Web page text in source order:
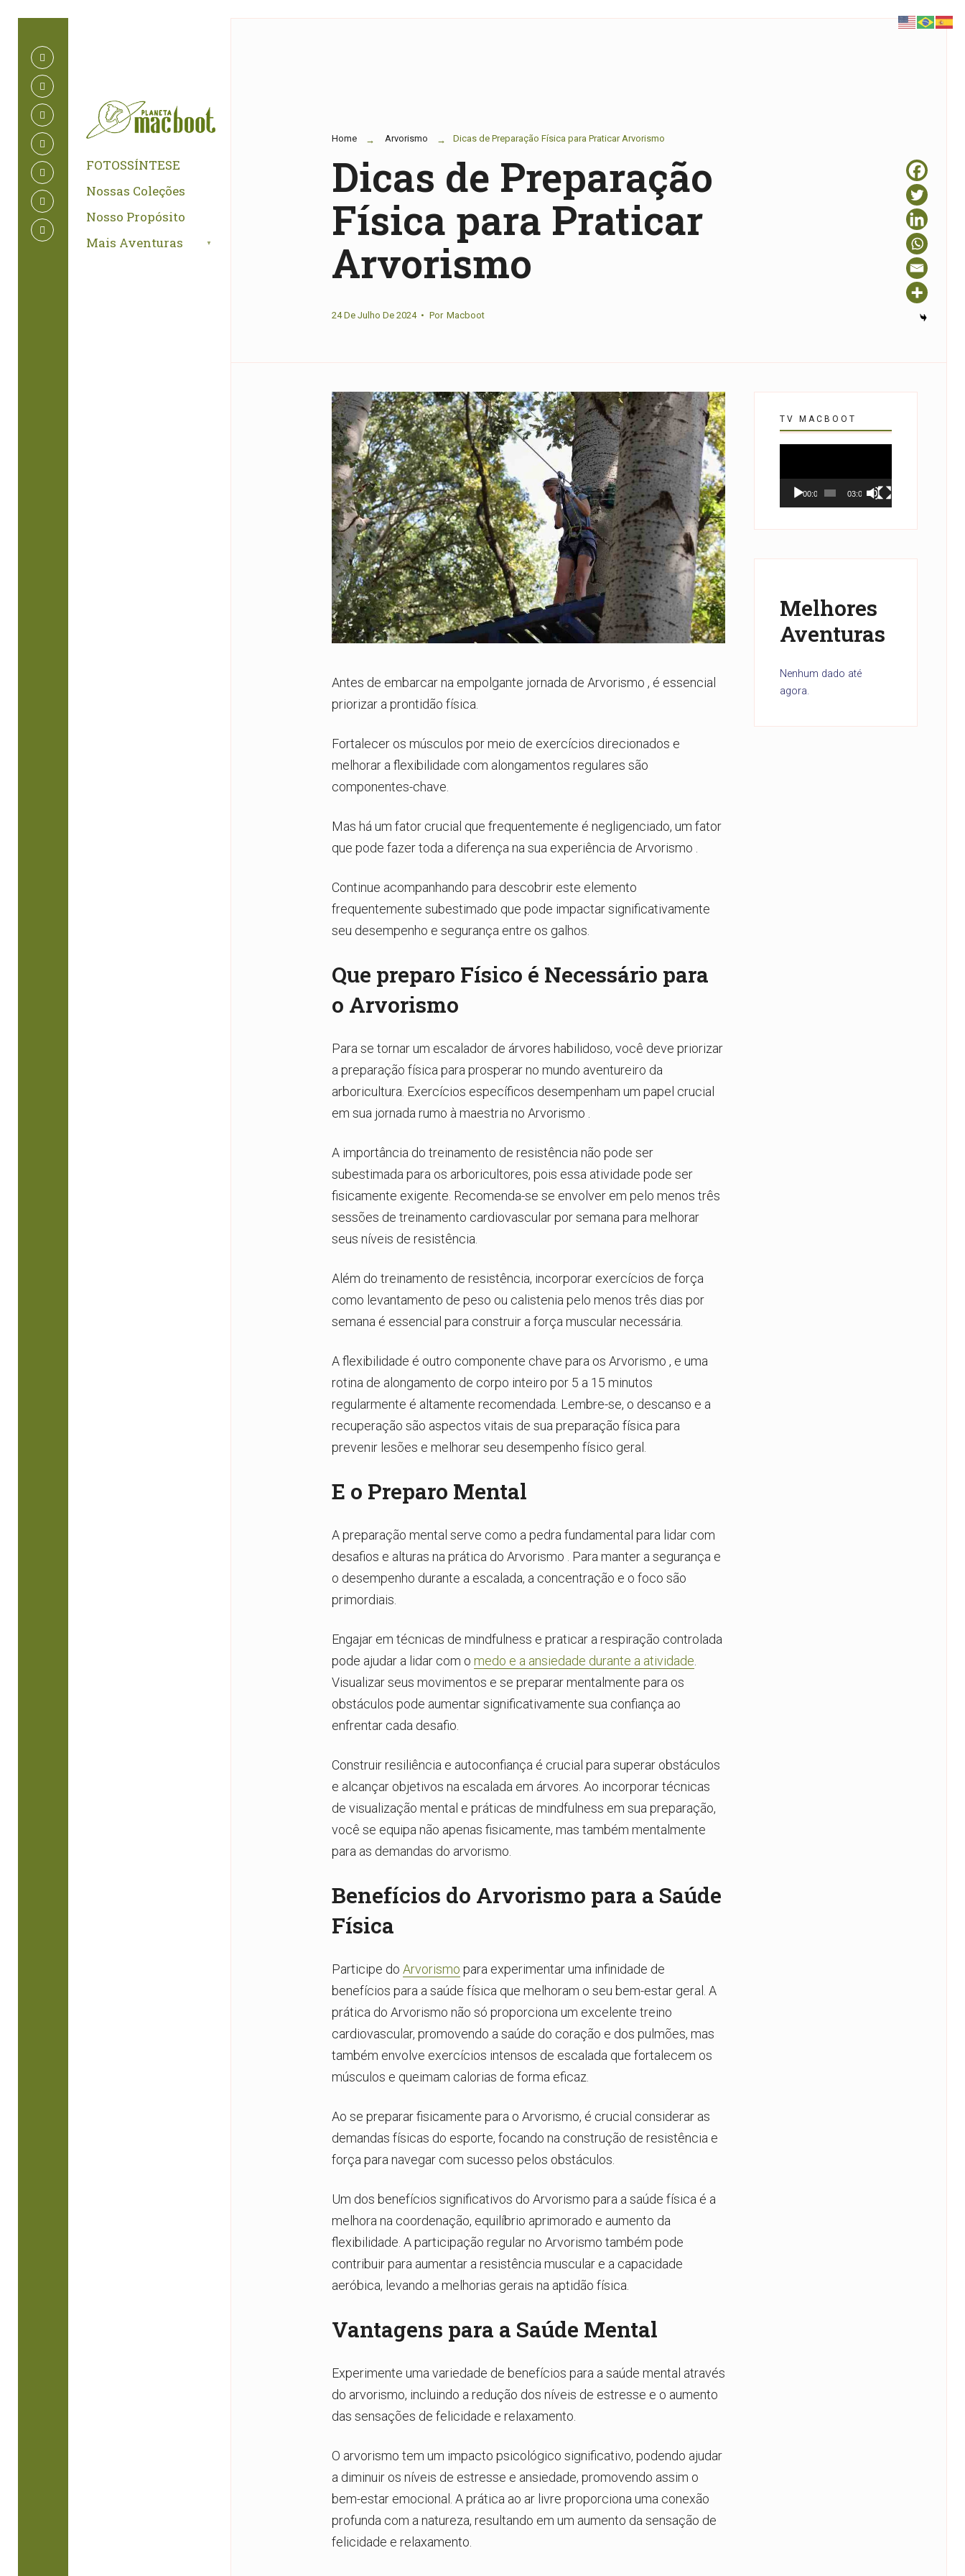
FOTOSSÍNTESE
Nossas Coleções
Nosso Propósito
Mais Aventuras
Home Arvorismo Dicas de Preparação Física para Praticar Arvorismo
Dicas de Preparação
Física para Praticar
Arvorismo
24 De Julho De 2024 • Por Macboot
Antes de embarcar na empolgante jornada de Arvorismo , é essencial
priorizar a prontidão física.
Fortalecer os músculos por meio de exercícios direcionados e
melhorar a flexibilidade com alongamentos regulares são
componentes-chave.
Mas há um fator crucial que frequentemente é negligenciado, um fator
que pode fazer toda a diferença na sua experiência de Arvorismo
Continue acompanhando para descobrir este elemento
frequentemente subestimado que pode impactar significativamente
seu desempenho e segurança entre os galhos.
Que preparo Físico é Necessário para
o Arvorismo
Para se tornar um escalador de árvores habilidoso, você deve priorizar
a preparação física para prosperar no mundo aventureiro da
arboricultura. Exercícios específicos desempenham um papel crucial
em sua jornada rumo à maestria no Arvorismo
A importância do treinamento de resistência não pode ser
subestimada para os arboricultores, pois essa atividade pode ser
fisicamente exigente. Recomenda-se se envolver em pelo menos três
sessões de treinamento cardiovascular por semana para melhorar
seus níveis de resistência.
Além do treinamento de resistência, incorporar exercícios de força
como levantamento de peso ou calistenia pelo menos três dias por
semana é essencial para construir a força muscular necessária.
A flexibilidade é outro componente chave para os Arvorismo , e uma
rotina de alongamento de corpo inteiro por 5 a 15 minutos
regularmente é altamente recomendada. Lembre-se, o descanso e a
recuperação são aspectos vitais de sua preparação física para
prevenir lesões e melhorar seu desempenho físico geral.
E o Preparo Mental
A preparação mental serve como a pedra fundamental para lidar com
desafios e alturas na prática do Arvorismo
. Para manter a segurança e
o desempenho durante a escalada, a concentração e o foco são
primordiais.
Engajar em técnicas de mindfulness e praticar a respiração controlada
pode ajudar a lidar com o medo e a ansiedade durante a atividade
Visualizar seus movimentos e se preparar mentalmente para os
obstáculos pode aumentar significativamente sua confiança ao
enfrentar cada desafio.
Construir resiliência e autoconfiança é crucial para superar obstáculos
e alcançar objetivos na escalada em árvores. Ao incorporar técnicas
de visualização mental e práticas de mindfulness em sua preparação,
você se equipa não apenas fisicamente, mas também mentalmente
para as demandas do arvorismo.
Benefícios do Arvorismo para a Saúde
Física
Participe do Arvorismo para experimentar uma infinidade de
benefícios para a saúde física que melhoram o seu bem-estar geral. A
prática do Arvorismo não só proporciona um excelente treino
cardiovascular, promovendo a saúde do coração e dos pulmões, mas
também envolve exercícios intensos de escalada que fortalecem os
músculos e queimam calorias de forma eficaz.
Ao se preparar fisicamente para o Arvorismo, é crucial considerar as
demandas físicas do esporte, focando na construção de resistência e
força para navegar com sucesso pelos obstáculos.
Um dos benefícios significativos do Arvorismo para a saúde física é a
melhora na coordenação, equilíbrio aprimorado e aumento da
flexibilidade. A participação regular no Arvorismo também pode
contribuir para aumentar a resistência muscular e a capacidade
aeróbica, levando a melhorias gerais na aptidão física.
Vantagens para a Saúde Mental
Experimente uma variedade de benefícios para a saúde mental através
do arvorismo, incluindo a redução dos níveis de estresse e o aumento
das sensações de felicidade e relaxamento.
O arvorismo tem um impacto psicológico significativo, podendo ajudar
a diminuir os níveis de estresse e ansiedade, promovendo assim o
bem-estar emocional. A prática ao ar livre proporciona uma conexão
profunda com a natureza, resultando em um aumento da sensação de
felicidade e relaxamento.
TV MACBOOT
vídeo
00:00 03:07
Melhores
Aventuras
Nenhum dado até
agora.